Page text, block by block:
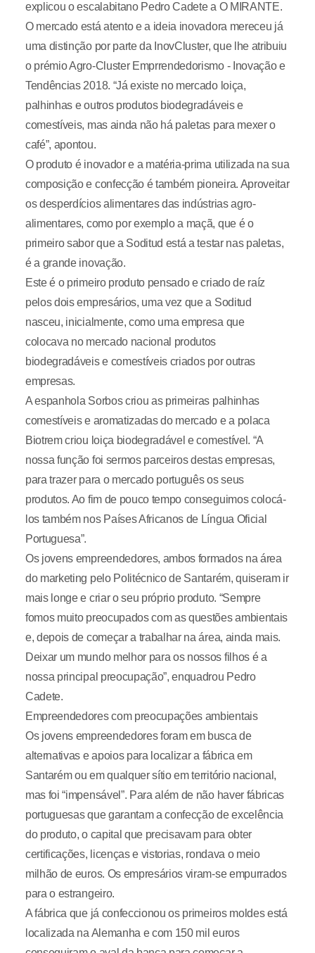
explicou o escalabitano Pedro Cadete a O MIRANTE.
O mercado está atento e a ideia inovadora mereceu já
uma distinção por parte da InovCluster, que lhe atribuiu
o prémio Agro-Cluster Emprrendedorismo - Inovação e
Tendências 2018. “Já existe no mercado loiça,
palhinhas e outros produtos biodegradáveis e
comestíveis, mas ainda não há paletas para mexer o
café”, apontou.
O produto é inovador e a matéria-prima utilizada na sua
composição e confecção é também pioneira. Aproveitar
os desperdícios alimentares das indústrias agro-
alimentares, como por exemplo a maçã, que é o
primeiro sabor que a Soditud está a testar nas paletas,
é a grande inovação.
Este é o primeiro produto pensado e criado de raíz
pelos dois empresários, uma vez que a Soditud
nasceu, inicialmente, como uma empresa que
colocava no mercado nacional produtos
biodegradáveis e comestíveis criados por outras
empresas.
A espanhola Sorbos criou as primeiras palhinhas
comestíveis e aromatizadas do mercado e a polaca
Biotrem criou loiça biodegradável e comestível. “A
nossa função foi sermos parceiros destas empresas,
para trazer para o mercado português os seus
produtos. Ao fim de pouco tempo conseguimos colocá-
los também nos Países Africanos de Língua Oficial
Portuguesa”.
Os jovens empreendedores, ambos formados na área
do marketing pelo Politécnico de Santarém, quiseram ir
mais longe e criar o seu próprio produto. “Sempre
fomos muito preocupados com as questões ambientais
e, depois de começar a trabalhar na área, ainda mais.
Deixar um mundo melhor para os nossos filhos é a
nossa principal preocupação”, enquadrou Pedro
Cadete.
Empreendedores com preocupações ambientais
Os jovens empreendedores foram em busca de
alternativas e apoios para localizar a fábrica em
Santarém ou em qualquer sítio em território nacional,
mas foi “impensável”. Para além de não haver fábricas
portuguesas que garantam a confecção de excelência
do produto, o capital que precisavam para obter
certificações, licenças e vistorias, rondava o meio
milhão de euros. Os empresários viram-se empurrados
para o estrangeiro.
A fábrica que já confeccionou os primeiros moldes está
localizada na Alemanha e com 150 mil euros